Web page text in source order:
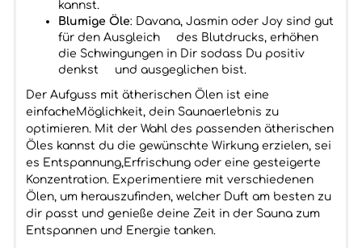
kannst.
Blumige Öle: Davana, Jasmin oder Joy sind gut
für den Ausgleich des Blutdrucks, erhöhen
die Schwingungen in Dir sodass Du positiv
denkst und ausgeglichen bist.
Der Aufguss mit ätherischen Ölen ist eine
einfacheMöglichkeit, dein Saunaerlebnis zu
optimieren. Mit der Wahl des passenden ätherischen
Öles kannst du die gewünschte Wirkung erzielen, sei
es Entspannung,Erfrischung oder eine gesteigerte
Konzentration. Experimentiere mit verschiedenen
Ölen, um herauszufinden, welcher Duft am besten zu
dir passt und genieße deine Zeit in der Sauna zum
Entspannen und Energie tanken.